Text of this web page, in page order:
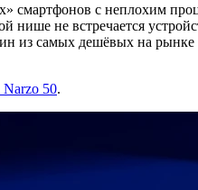
смартфонов с неплохим
нише не встречается
из самых дешёвых на
Narzo 50.